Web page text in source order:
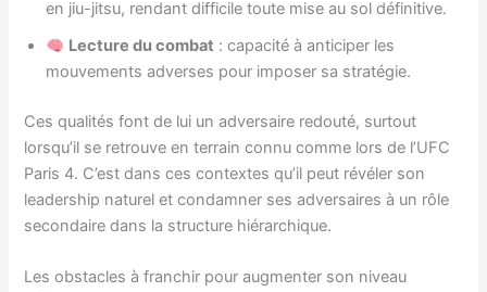
en jiu-jitsu, rendant difficile toute mise au sol définitive.
Lecture du combat : capacité à anticiper les
mouvements adverses pour imposer sa stratégie.
Ces qualités font de lui un adversaire redouté, surtout
lorsqu’il se retrouve en terrain connu comme lors de l’UFC
Paris 4. C’est dans ces contextes qu’il peut révéler son
leadership naturel et condamner ses adversaires à un rôle
secondaire dans la structure hiérarchique.
Les obstacles à franchir pour augmenter son niveau